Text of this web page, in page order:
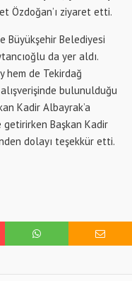
Özdoğan’ı ziyaret etti.
Büyükşehir Belediyesi
da yer aldı.
hem de Tekirdağ
bulunulduğu
Kadir Albayrak’a
Başkan Kadir
dolayı teşekkür etti.